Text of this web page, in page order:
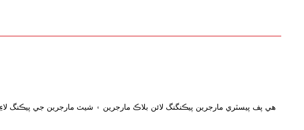
هي پف پيسٽري مارجرين پيڪنگنگ لائن بلاڪ مارجرين ۽ شيٽ مارجرين جي